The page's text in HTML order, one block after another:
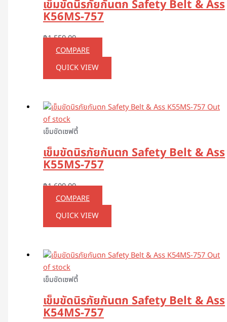
เข็มขัดนิรภัยกันตก Safety Belt & Ass
K56MS-757
฿1,550.00
COMPARE
QUICK VIEW
Out
of stock
เข็มขัดเซฟตี้
เข็มขัดนิรภัยกันตก Safety Belt & Ass
K55MS-757
฿1,600.00
COMPARE
QUICK VIEW
Out
of stock
เข็มขัดเซฟตี้
เข็มขัดนิรภัยกันตก Safety Belt & Ass
K54MS-757